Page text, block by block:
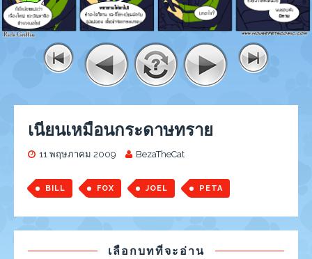
เนียนเหมือนกระดาษทราย
11 พฤษภาคม 2009 BezaTheCat
BILL FOX JOEL PETA
เลือกบทที่จะอ่าน